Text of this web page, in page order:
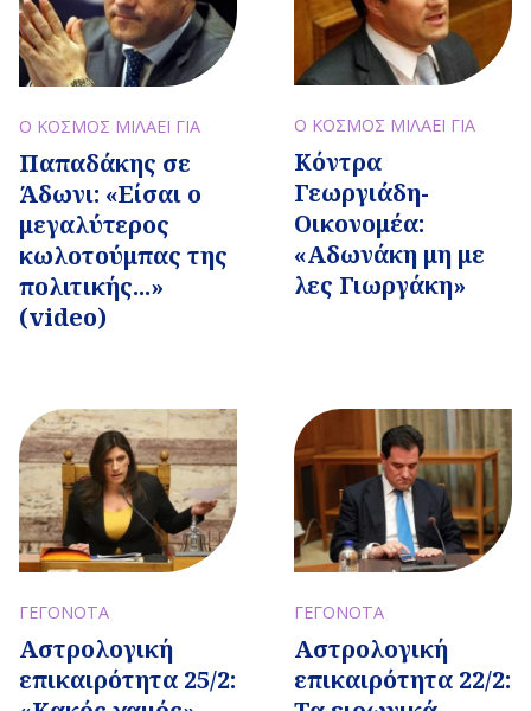
Ο ΚΟΣΜΟΣ ΜΙΛΑΕΙ ΓΙΑ
Παπαδάκης σε
Άδωνι: «Είσαι ο
μεγαλύτερος
κωλοτούμπας της
πολιτικής...»
(video)
Ο ΚΟΣΜΟΣ ΜΙΛΑΕΙ ΓΙΑ
Κόντρα
Γεωργιάδη-
Οικονομέα:
«Αδωνάκη μη με
λες Γιωργάκη»
ΓΕΓΟΝΟΤΑ
Αστρολογική
επικαιρότητα 25/2:
ΓΕΓΟΝΟΤΑ
Αστρολογική
επικαιρότητα 22/2: